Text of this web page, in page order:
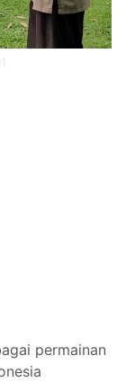
permainan